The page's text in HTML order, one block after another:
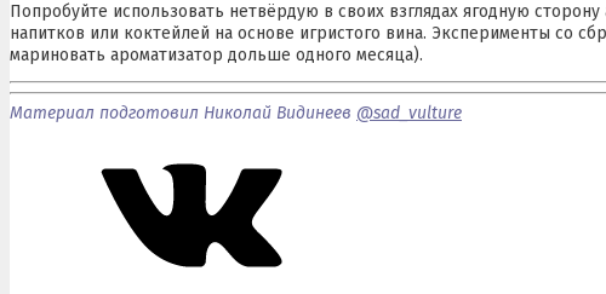
Попробуйте использовать нетвёрдую в своих взглядах ягодную
напитков или коктейлей на основе игристого вина. Эксперименты со
мариновать ароматизатор дольше одного месяца).
Материал подготовил Николай Видинеев @sad_vulture